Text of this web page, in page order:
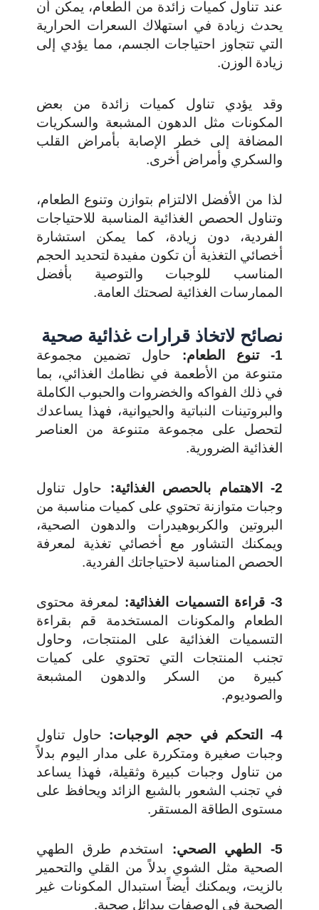
عند تناول كميات زائدة من الطعام، يمكن أن
يحدث زيادة في استهلاك السعرات الحرارية
التي تتجاوز احتياجات الجسم، مما يؤدي إلى
زيادة الوزن.
وقد يؤدي تناول كميات زائدة من بعض
المكونات مثل الدهون المشبعة والسكريات
المضافة إلى خطر الإصابة بأمراض القلب
والسكري وأمراض أخرى.
لذا من الأفضل الالتزام بتوازن وتنوع الطعام،
وتناول الحصص الغذائية المناسبة للاحتياجات
الفردية، دون زيادة، كما يمكن استشارة
أخصائي التغذية أن تكون مفيدة لتحديد الحجم
المناسب للوجبات والتوصية بأفضل
الممارسات الغذائية لصحتك العامة.
نصائح لاتخاذ قرارات غذائية صحية
1- تنوع الطعام:
حاول تضمين مجموعة
متنوعة من الأطعمة في نظامك الغذائي، بما
في ذلك الفواكه والخضروات والحبوب الكاملة
والبروتينات النباتية والحيوانية، فهذا يساعدك
لتحصل على مجموعة متنوعة من العناصر
الغذائية الضرورية.
2- الاهتمام بالحصص الغذائية:
حاول تناول
وجبات متوازنة تحتوي على كميات مناسبة من
البروتين والكربوهيدرات والدهون الصحية،
ويمكنك التشاور مع أخصائي تغذية لمعرفة
الحصص المناسبة لاحتياجاتك الفردية.
3- قراءة التسميات الغذائية:
لمعرفة محتوى
الطعام والمكونات المستخدمة قم بقراءة
التسميات الغذائية على المنتجات، وحاول
تجنب المنتجات التي تحتوي على كميات
كبيرة من السكر والدهون المشبعة
والصوديوم.
4- التحكم في حجم الوجبات:
حاول تناول
وجبات صغيرة ومتكررة على مدار اليوم بدلاً
من تناول وجبات كبيرة وثقيلة، فهذا يساعد
في تجنب الشعور بالشبع الزائد ويحافظ على
مستوى الطاقة المستقر.
5- الطهي الصحي:
استخدم طرق الطهي
الصحية مثل الشوي بدلاً من القلي والتحمير
بالزيت، ويمكنك أيضاً استبدال المكونات غير
الصحية في الوصفات ببدائل صحية.